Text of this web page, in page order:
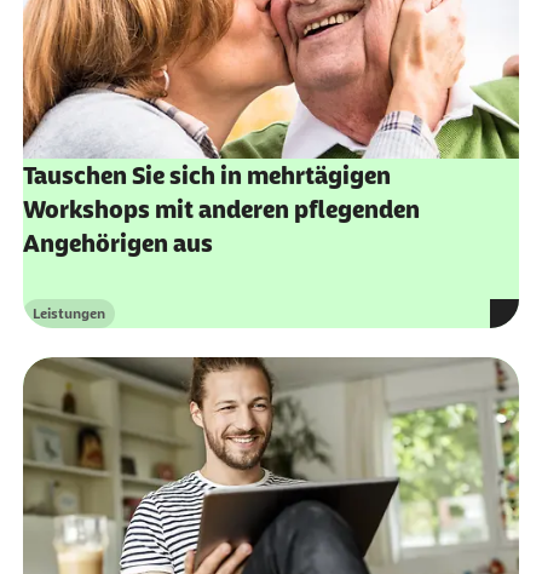
Tauschen Sie sich in mehrtägigen
Workshops mit anderen pflegenden
Angehörigen aus
Kategorie
Leistungen